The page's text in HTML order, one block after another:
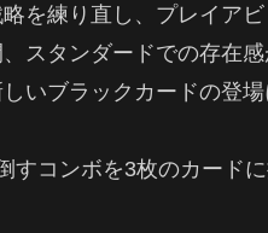
を練り直し、プレイア
スタンダードでの存在
いブラックカードの登
すコンボを3枚のカード